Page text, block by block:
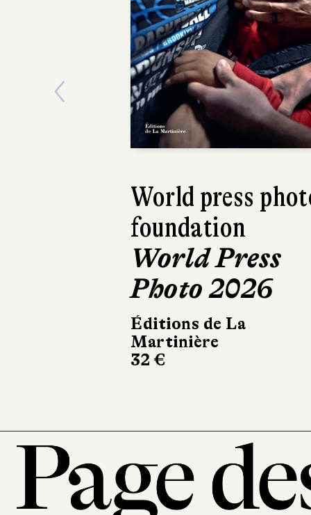
World press
foundation
World Press
Photo 2026
Éditions de La
Martinière
32 €
INOUE Areno
Teruko &
Éditions Picquier
236 pages, 21 €
Previous